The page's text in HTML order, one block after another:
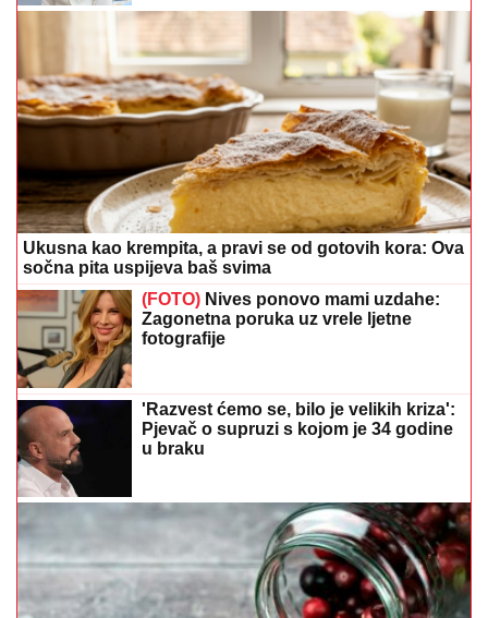
Ukusna kao krempita, a pravi se od gotovih kora: Ova
sočna pita uspijeva baš svima
(FOTO) Nives ponovo mami uzdahe:
Zagonetna poruka uz vrele ljetne
fotografije
'Razvest ćemo se, bilo je velikih kriza':
Pjevač o supruzi s kojom je 34 godine
u braku